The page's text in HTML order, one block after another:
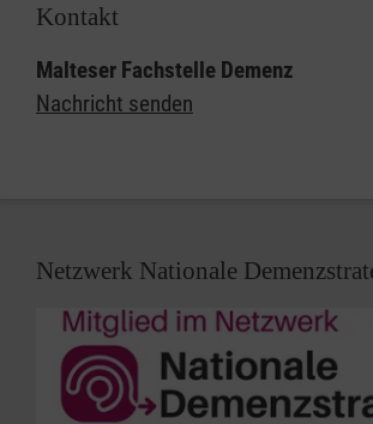
Kontakt
Malteser Fachstelle Demenz
Nachricht senden
Netzwerk Nationale